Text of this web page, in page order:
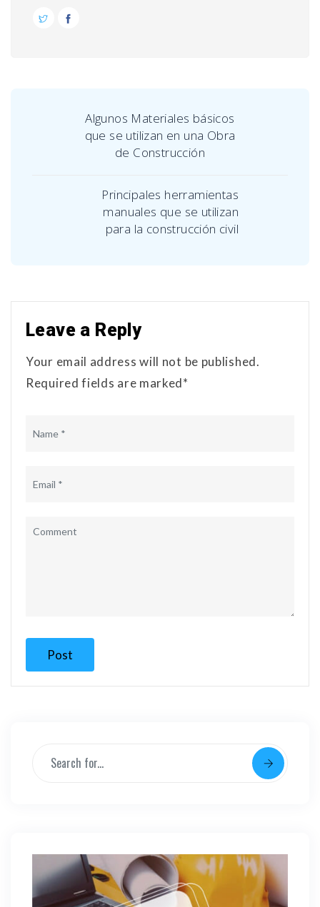
Algunos Materiales básicos
que se utilizan en una Obra
de Construcción
Principales herramientas
manuales que se utilizan
para la construcción civil
Leave a Reply
Your email address will not be published.
Required fields are marked*